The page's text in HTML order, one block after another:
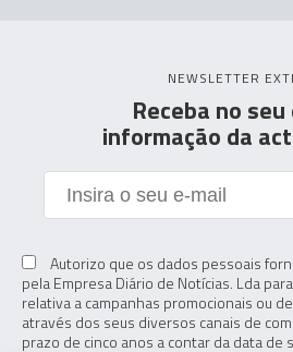
NEWSLETTER
Receba no
informação da
Autorizo que os dados pessoais
pela Empresa Diário de Notícias. Lda
relativa a campanhas promocionais ou
através dos seus diversos canais de
prazo de cinco anos a contar da data de